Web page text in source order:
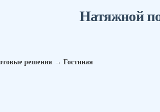
Натяжной
решения → Гостиная